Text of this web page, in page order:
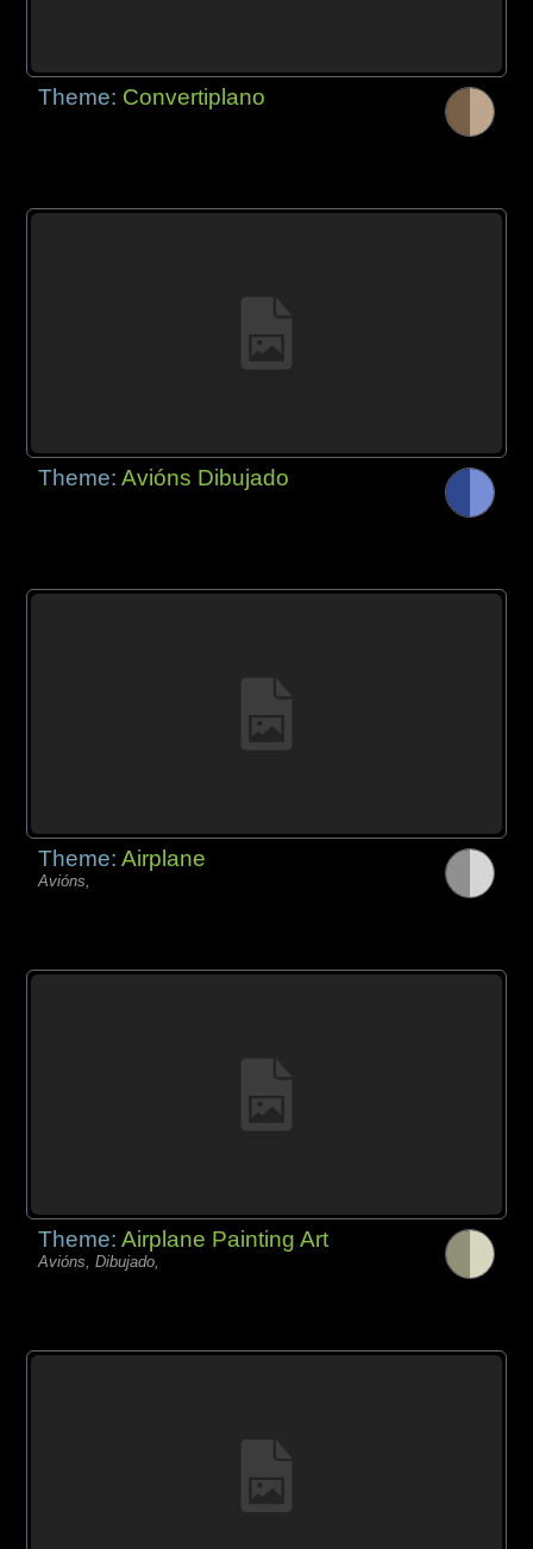
Theme: Convertiplano
Theme:Avións Dibujado
Theme:Airplane
Avións,
Theme:Airplane Painting Art
Avións, Dibujado,